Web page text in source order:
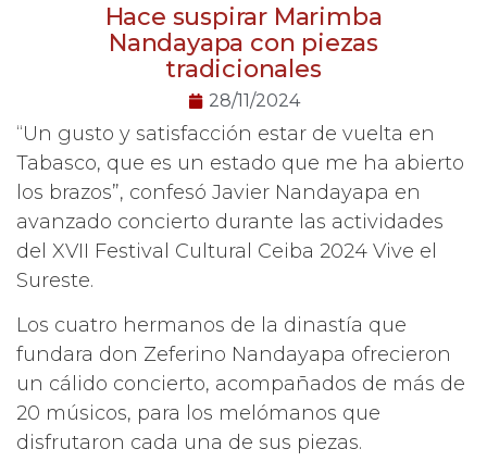
Hace suspirar Marimba
Nandayapa con piezas
tradicionales
28/11/2024
“Un gusto y satisfacción estar de vuelta en
Tabasco, que es un estado que me ha abierto
los brazos”, confesó Javier Nandayapa en
avanzado concierto durante las actividades
del XVII Festival Cultural Ceiba 2024 Vive el
Sureste.
Los cuatro hermanos de la dinastía que
fundara don Zeferino Nandayapa ofrecieron
un cálido concierto, acompañados de más de
20 músicos, para los melómanos que
disfrutaron cada una de sus piezas.